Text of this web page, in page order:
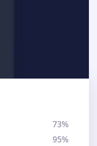
73%
95%